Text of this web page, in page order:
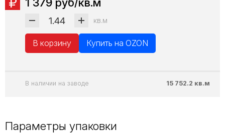
кв.м
В корзину Купить на OZON
В наличии на заводе 15 752.2 кв.м
Параметры упаковки